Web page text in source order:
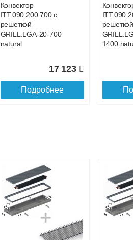
Конвектор
ITT.090.200.700 с
решеткой
GRILL.LGA-20-700
natural
17 123
Подробнее
решеткой
1400
Конвектор
ITT.090.200.1000 с
GRILL.LGA-20-